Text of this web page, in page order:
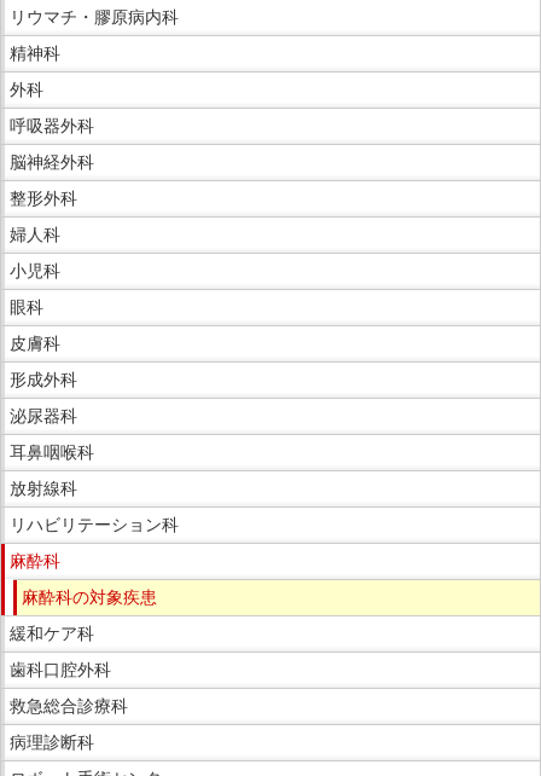
リウマチ・膠原病内科
精神科
外科
呼吸器外科
脳神経外科
整形外科
婦人科
小児科
眼科
皮膚科
形成外科
泌尿器科
耳鼻咽喉科
放射線科
リハビリテーション科
麻酔科
麻酔科の対象疾患
緩和ケア科
歯科口腔外科
救急総合診療科
病理診断科